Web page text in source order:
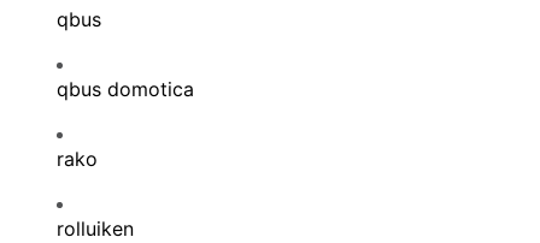
qbus
qbus domotica
rako
rolluiken